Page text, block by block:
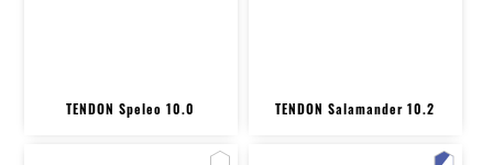
TENDON Speleo 10.0 TENDON Salamander 10.2